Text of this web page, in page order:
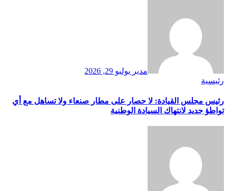
مدير يوليو 29, 2026
رئيسية
رئيس مجلس القيادة: لا حصار على مطار صنعاء ولا تساهل مع أي
تواطؤ جديد لانتهاك السيادة الوطنية